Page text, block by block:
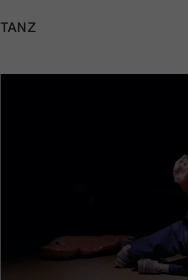
TANZ
Mach mit: «Be Part of
Engagiere dich als
Kulturinstitution und